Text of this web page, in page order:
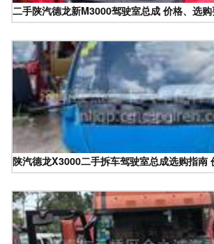
二手陕汽德龙新M3000驾驶室总成 价格、选购
陕汽德龙X3000二手拆车驾驶室总成选购指南